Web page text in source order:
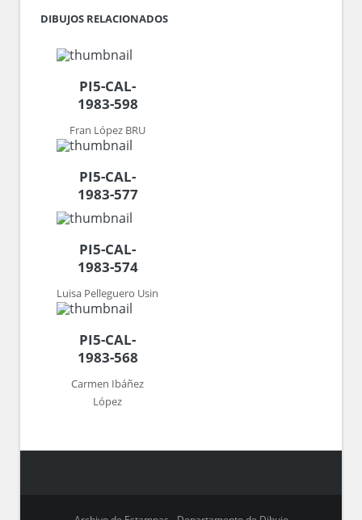
DIBUJOS RELACIONADOS
PI5-CAL-
1983-598
Fran López BRU
PI5-CAL-
1983-577
PI5-CAL-
1983-574
Luisa Pelleguero Usin
PI5-CAL-
1983-568
Carmen Ibáñez
López